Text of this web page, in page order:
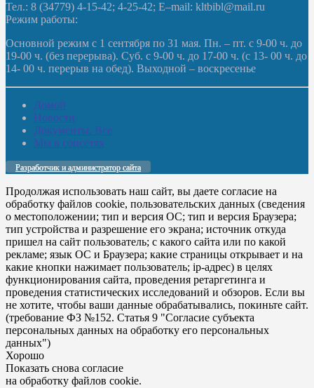
Тел.: 8 (34779) 4-15-42; 4-25-42; E–mail: kltbibl@mail.ru
Режим работы:
Основной режим с 1 сентября по 31 мая. Пн. – пт. с 9-00 ч. до
19-00 ч. (без перерыва). Суб. с 9-00 ч. до 17-00 ч. (с 13- 00 ч. до
14- 00 ч. перерыв на обед). Выходной – воскресенье
Домой
Новости
Документы. Все
Мы в соцсетях
Разработчик и администратор сайта
Продолжая использовать наш сайт, вы даете согласие на
обработку файлов cookie, пользовательских данных (сведения
о местоположении; тип и версия ОС; тип и версия Браузера;
тип устройства и разрешение его экрана; источник откуда
пришел на сайт пользователь; с какого сайта или по какой
рекламе; язык ОС и Браузера; какие страницы открывает и на
какие кнопки нажимает пользователь; ip-адрес) в целях
функционирования сайта, проведения ретаргетинга и
проведения статистических исследований и обзоров. Если вы
не хотите, чтобы ваши данные обрабатывались, покиньте сайт.
(требование ФЗ №152. Статья 9 "Согласие субъекта
персональных данных на обработку его персональных
данных")
Хорошо
Показать снова согласие
на обработку файлов cookie.